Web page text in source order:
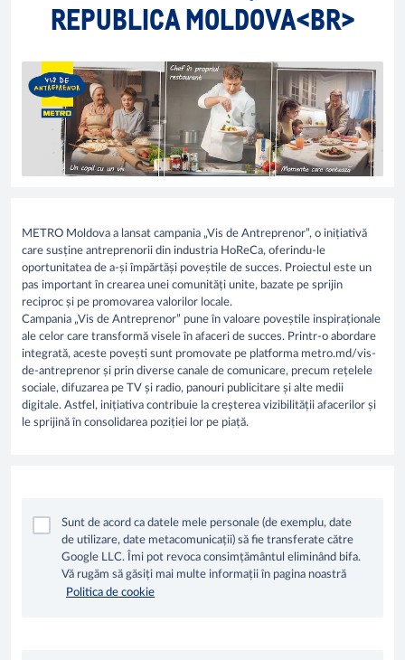
REPUBLICA MOLDOVA<BR>
METRO Moldova a lansat campania „Vis de Antreprenor”, o inițiativă
care susține antreprenorii din industria HoReCa, oferindu-le
oportunitatea de a-și împărtăși poveștile de succes. Proiectul este un
pas important în crearea unei comunități unite, bazate pe sprijin
reciproc și pe promovarea valorilor locale.
Campania „Vis de Antreprenor” pune în valoare poveștile inspiraționale
ale celor care transformă visele în afaceri de succes. Printr-o abordare
integrată, aceste povești sunt promovate pe platforma metro.md/vis-
de-antreprenor și prin diverse canale de comunicare, precum rețelele
sociale, difuzarea pe TV și radio, panouri publicitare și alte medii
digitale. Astfel, inițiativa contribuie la creșterea vizibilității afacerilor și
le sprijină în consolidarea poziției lor pe piață.
Sunt de acord ca datele mele personale (de exemplu, date
de utilizare, date metacomunicații) să fie transferate către
Google LLC. Îmi pot revoca consimțământul eliminând bifa.
Vă rugăm să găsiți mai multe informații în pagina noastră
Politica de cookie